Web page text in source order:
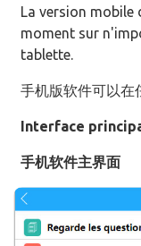
La version mobile
moment sur
tablette.
手机版软件可以在
Interface
手机软件主界面